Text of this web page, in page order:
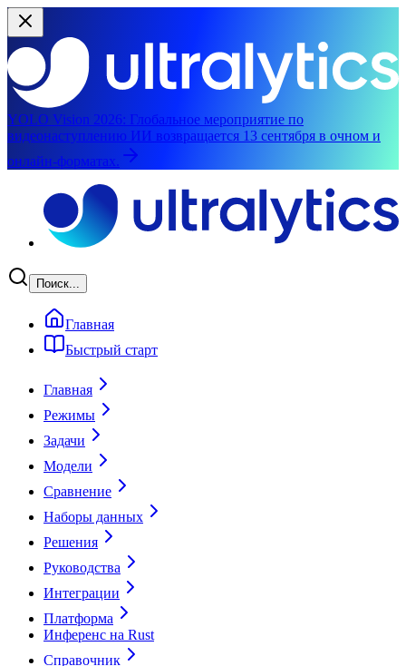
YOLO Vision 2026: Глобальное мероприятие по
видеонаступлению ИИ возвращается 13 сентября в очном и
онлайн-форматах.
Поиск...
Главная
Быстрый старт
Главная
Режимы
Задачи
Модели
Сравнение
Наборы данных
Решения
Руководства
Интеграции
Платформа
Инференс на Rust
Справочник